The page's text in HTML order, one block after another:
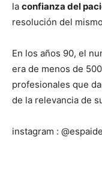
la confianza del
resolución del
En los años 90, el
era de menos de
profesionales que
de la relevancia de
instagram :